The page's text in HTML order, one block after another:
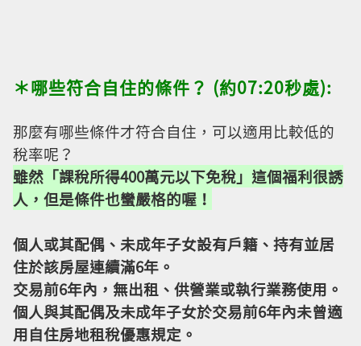
＊哪些符合自住的條件？ (約07:20秒處):
那麼有哪些條件才符合自住，可以適用比較低的
稅率呢？
雖然「課稅所得400萬元以下免稅」這個福利很誘
人，但是條件也蠻嚴格的喔！
個人或其配偶、未成年子女設有戶籍、持有並居
住於該房屋連續滿6年。
交易前6年內，無出租、供營業或執行業務使用。
個人與其配偶及未成年子女於交易前6年內未曾適
用自住房地租稅優惠規定。